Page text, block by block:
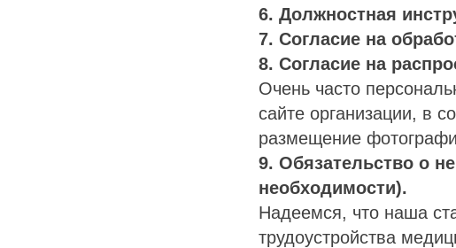
6. Должностная
7. Согласие на
8. Согласие на
Очень часто
сайте организации, в
размещение
9. Обязательство о
необходимости).
Надеемся, что наша
трудоустройства